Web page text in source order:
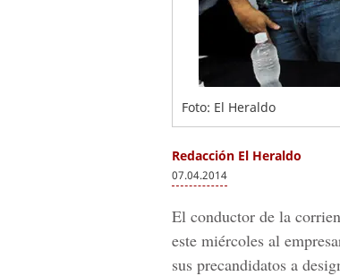
Foto: El Heraldo
Redacción El Heraldo
07.04.2014
El conductor de la
este miércoles al
sus precandidatos a